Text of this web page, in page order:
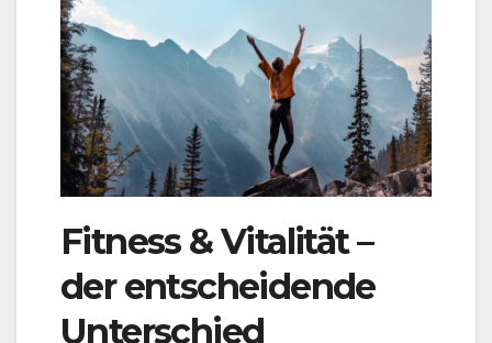
Fitness & Vitalität –
der entscheidende
Unterschied